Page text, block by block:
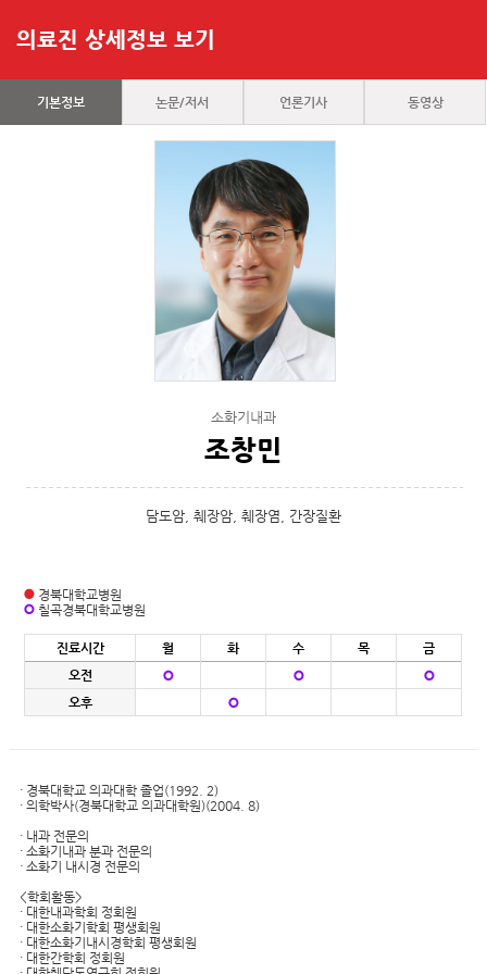
의료진 상세정보 보기
기본정보 논문/저서 언론기사 동영상
소화기내과
조창민
담도암, 췌장암, 췌장염, 간장질환
경북대학교병원
칠곡경북대학교병원
진료시간 월 화 수 목
금
오전
오후
· 경북대학교 의과대학 졸업(1992. 2)
· 의학박사(경북대학교 의과대학원)(2004. 8)
· 내과 전문의
· 소화기내과 분과 전문의
· 소화기 내시경 전문의
<학회활동>
· 대한내과학회 정회원
· 대한소화기학회 평생회원
· 대한소화기내시경학회 평생회원
· 대한간학회 정회원